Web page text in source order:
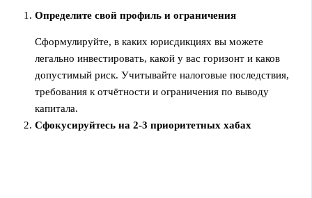
Определите свой профиль и ограничения
Сформулируйте, в каких юрисдикциях вы можете
легально инвестировать, какой у вас горизонт и каков
допустимый риск. Учитывайте налоговые последствия,
требования к отчётности и ограничения по выводу
капитала.
Сфокусируйтесь на 2-3 приоритетных хабах